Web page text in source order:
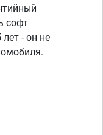
софт
лет - он не